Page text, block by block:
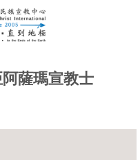
薩瑪宣教士